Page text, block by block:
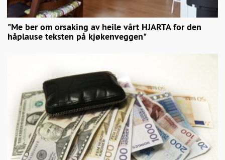
"Me ber om orsaking av heile vårt HJARTA for den
håplause teksten på kjøkenveggen"